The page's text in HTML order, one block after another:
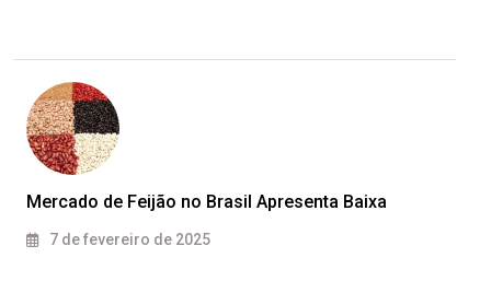
Mercado de Feijão no Brasil Apresenta Baixa
7 de fevereiro de 2025